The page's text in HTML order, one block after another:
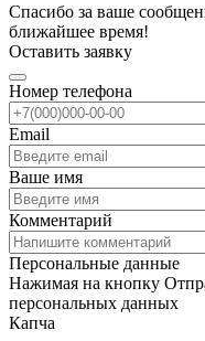
Спасибо за ваше
ближайшее время!
Оставить заявку
Номер телефона
Email
Ваше имя
Комментарий
Персональные данные
Нажимая на кнопку
персональных данных
Капча